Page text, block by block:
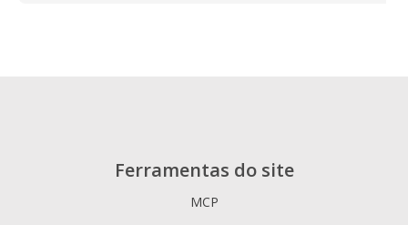
Ferramentas do site
MCP